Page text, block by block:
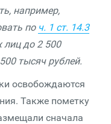
например,
по ч. 1 ст. 14.3
до 2 500
тысяч рублей.
освобождаются
Также пометку
сначала